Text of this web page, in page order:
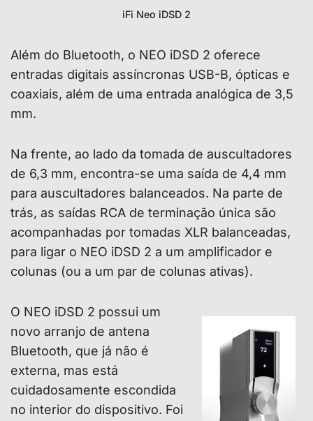
iFi Neo iDSD 2
Além do Bluetooth, o NEO iDSD 2 oferece
entradas digitais assíncronas USB-B, ópticas e
coaxiais, além de uma entrada analógica de 3,5
mm.
Na frente, ao lado da tomada de auscultadores
de 6,3 mm, encontra-se uma saída de 4,4 mm
para auscultadores balanceados. Na parte de
trás, as saídas RCA de terminação única são
acompanhadas por tomadas XLR balanceadas,
para ligar o NEO iDSD 2 a um amplificador e
colunas (ou a um par de colunas ativas).
O NEO iDSD 2 possui um
novo arranjo de antena
Bluetooth, que já não é
externa, mas está
cuidadosamente escondida
no interior do dispositivo. Foi